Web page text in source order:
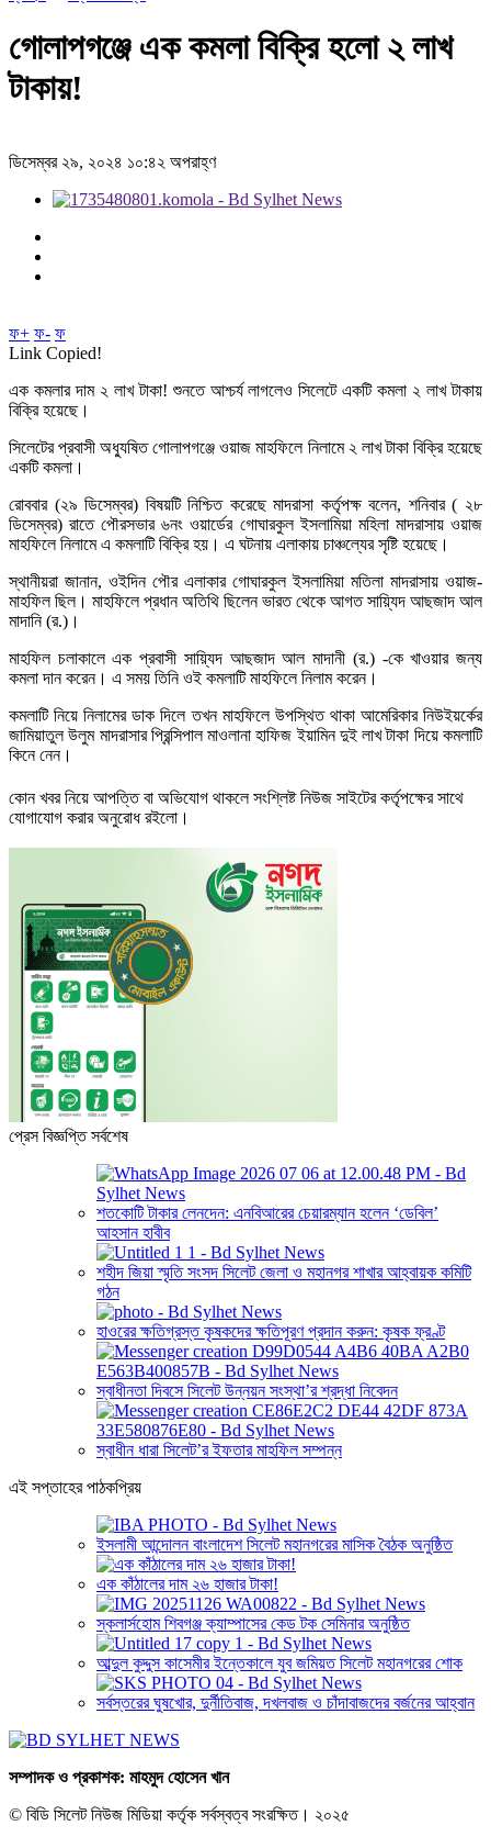
গোলাপগঞ্জে এক কমলা বিক্রি হলো ২ লাখ
টাকায়!
ডিসেম্বর ২৯, ২০২৪ ১০:৪২ অপরাহ্ণ
ফ+ ফ- ফ
Link Copied!
এক কমলার দাম ২ লাখ টাকা! শুনতে আশ্চর্য লাগলেও সিলেটে একটি কমলা ২ লাখ টাকায়
বিক্রি হয়েছে।
সিলেটের প্রবাসী অধ্যুষিত গোলাপগঞ্জে ওয়াজ মাহফিলে নিলামে ২ লাখ টাকা বিক্রি হয়েছে
একটি কমলা।
রোববার (২৯ ডিসেম্বর) বিষয়টি নিশ্চিত করেছে মাদরাসা কর্তৃপক্ষ বলেন, শনিবার ( ২৮
ডিসেম্বর) রাতে পৌরসভার ৬নং ওয়ার্ডের গোঘারকুল ইসলামিয়া মহিলা মাদরাসায় ওয়াজ
মাহফিলে নিলামে এ কমলাটি বিক্রি হয়। এ ঘটনায় এলাকায় চাঞ্চল্যের সৃষ্টি হয়েছে।
স্থানীয়রা জানান, ওইদিন পৌর এলাকার গোঘারকুল ইসলামিয়া মতিলা মাদরাসায় ওয়াজ-
মাহফিল ছিল। মাহফিলে প্রধান অতিথি ছিলেন ভারত থেকে আগত সায়্যিদ আছজাদ আল
মাদানি (র.)।
মাহফিল চলাকালে এক প্রবাসী সায়্যিদ আছজাদ আল মাদানী (র.) -কে খাওয়ার জন্য
কমলা দান করেন। এ সময় তিনি ওই কমলাটি মাহফিলে নিলাম করেন।
কমলাটি নিয়ে নিলামের ডাক দিলে তখন মাহফিলে উপস্থিত থাকা আমেরিকার নিউইয়র্কের
জামিয়াতুল উলুম মাদরাসার প্রিন্সিপাল মাওলানা হাফিজ ইয়ামিন দুই লাখ টাকা দিয়ে কমলাটি
কিনে নেন।
কোন খবর নিয়ে আপত্তি বা অভিযোগ থাকলে সংশ্লিষ্ট নিউজ সাইটের কর্তৃপক্ষের সাথে
যোগাযোগ করার অনুরোধ রইলো।
প্রেস বিজ্ঞপ্তি সর্বশেষ
শতকোটি টাকার লেনদেন: এনবিআরের চেয়ারম্যান হলেন ‘ডেবিল’
আহসান হাবীব
শহীদ জিয়া স্মৃতি সংসদ সিলেট জেলা ও মহানগর শাখার আহ্বায়ক কমিটি
গঠন
হাওরের ক্ষতিগ্রস্ত কৃষকদের ক্ষতিপূরণ প্রদান করুন: কৃষক ফ্রণ্ট
স্বাধীনতা দিবসে সিলেট উন্নয়ন সংস্থা’র শ্রদ্ধা নিবেদন
স্বাধীন ধারা সিলেট’র ইফতার মাহফিল সম্পন্ন
এই সপ্তাহের পাঠকপ্রিয়
ইসলামী আন্দোলন বাংলাদেশ সিলেট মহানগরের মাসিক বৈঠক অনুষ্ঠিত
এক কাঁঠালের দাম ২৬ হাজার টাকা!
স্কলার্সহোম শিবগঞ্জ ক্যাম্পাসের কেড টক সেমিনার অনুষ্ঠিত
আব্দুল কুদ্দুস কাসেমীর ইন্তেকালে যুব জমিয়ত সিলেট মহানগরের শোক
সর্বস্তরের ঘুষখোর, দুর্নীতিবাজ, দখলবাজ ও চাঁদাবাজদের বর্জনের আহ্বান
সম্পাদক ও প্রকাশক: মাহমুদ হোসেন খান
© বিডি সিলেট নিউজ মিডিয়া কর্তৃক সর্বস্বত্ব সংরক্ষিত। ২০২৫